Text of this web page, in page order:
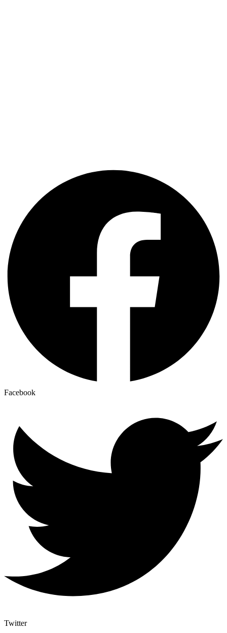
Facebook
Twitter